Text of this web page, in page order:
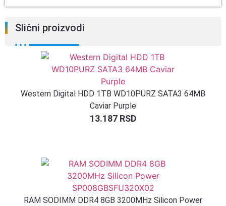
Slični proizvodi
Western Digital HDD 1TB WD10PURZ SATA3 64MB
Caviar Purple
13.187 RSD
RAM SODIMM DDR4 8GB 3200MHz Silicon Power